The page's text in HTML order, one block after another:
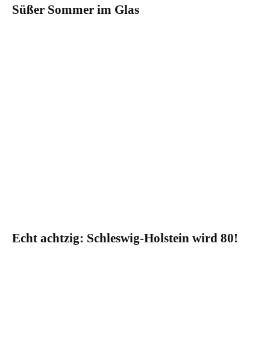
Süßer Sommer im Glas
Echt achtzig: Schleswig-Holstein wird 80!